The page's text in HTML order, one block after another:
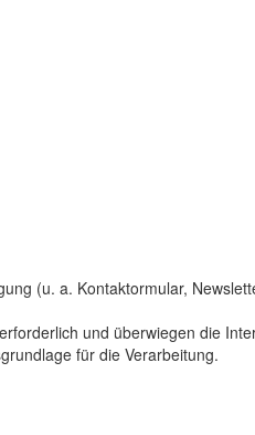
(u. a. Kontaktormular,
und überwiegen die
für die Verarbeitung.